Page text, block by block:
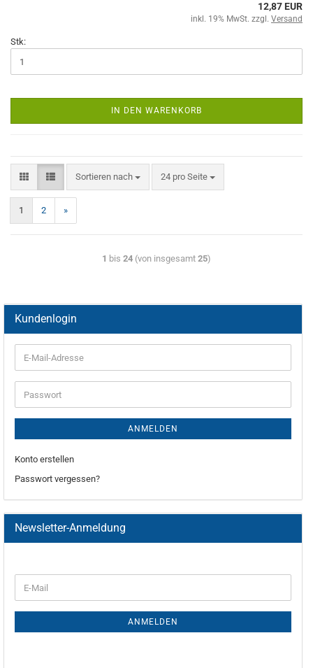
12,87 EUR
inkl. 19% MwSt. zzgl. Versand
Stk:
IN DEN WARENKORB
Sortieren nach 24 pro Seite
1 2 »
1 bis 24 (von insgesamt 25)
Kundenlogin
ANMELDEN
Konto erstellen
Passwort vergessen?
Newsletter-Anmeldung
ANMELDEN